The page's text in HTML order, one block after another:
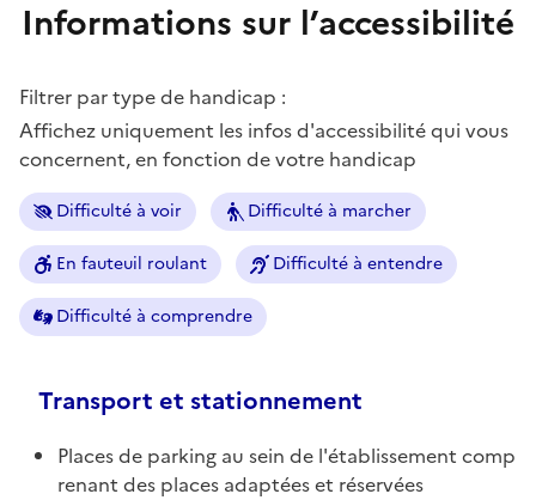
Informations sur l’accessibilité
Filtrer par type de handicap :
Affichez uniquement les infos d'accessibilité qui vous
concernent, en fonction de votre handicap
Difficulté à voir Difficulté à marcher
En fauteuil roulant Difficulté à entendre
Difficulté à comprendre
Transport et stationnement
Places de parking au sein de l'établissement comp
renant des places adaptées et réservées